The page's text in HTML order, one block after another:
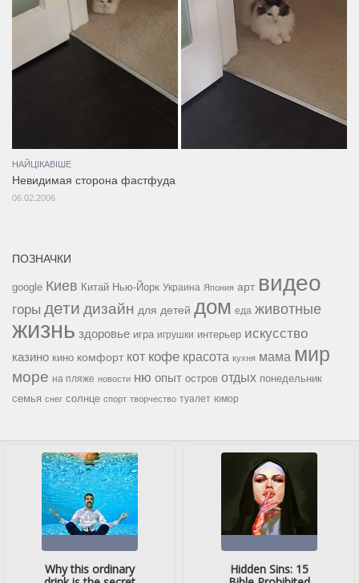
НАЙЦІКАВІШЕ
Невидимая сторона фастфуда
06.02.2006
ПОЗНАЧКИ
google Киев Китай Нью-Йорк Украина Япония арт видео
горы дети дизайн для детей дом еда животные
жизнь здоровье игра игрушки интерьер искусство
казино кино комфорт кот кофе красота кухня мама мир
море на пляже новости ню опыт остров отдых понедельник
семья снег солнце спорт творчество туалет юмор